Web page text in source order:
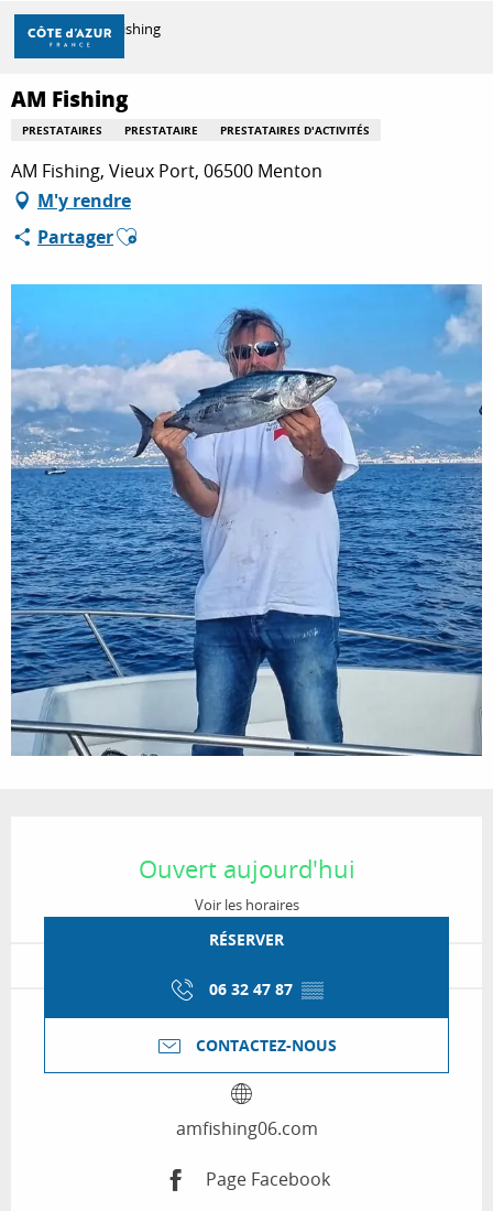
Aller
contenu
principal
DÉCOUVRIR
À FAIRE
SÉJOURNER
Accueil AM Fishing
AM Fishing
PRESTATAIRES PRESTATAIRE PRESTATAIRES D'ACTIVITÉS
AM Fishing, Vieux Port, 06500 Menton
M'y rendre
PartagerAjouter aux favoris
Ouvert aujourd'hui
Voir les horaires
RÉSERVER
06 32 47 87 ▒▒
CONTACTEZ-NOUS
amfishing06.com
Page Facebook